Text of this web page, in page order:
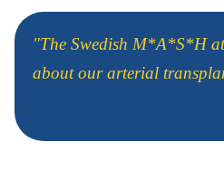
"The Swedish M*A*S*H
about our arterial